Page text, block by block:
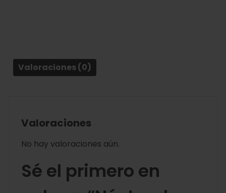
Valoraciones (0)
Valoraciones
No hay valoraciones aún.
Sé el primero en